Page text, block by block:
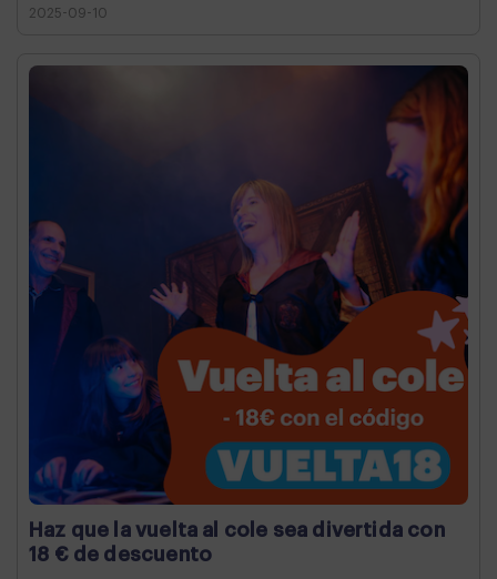
2025-09-10
Haz que la vuelta al cole sea divertida con
18 € de descuento